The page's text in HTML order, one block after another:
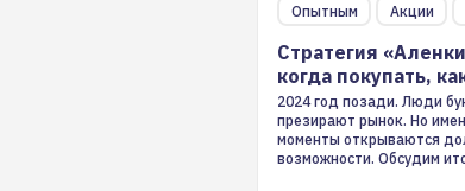
Опытным Акции
Стратегия
когда покупать,
2024 год позади. Люди
презирают рынок. Но
моменты открываются
возможности. Обсудим